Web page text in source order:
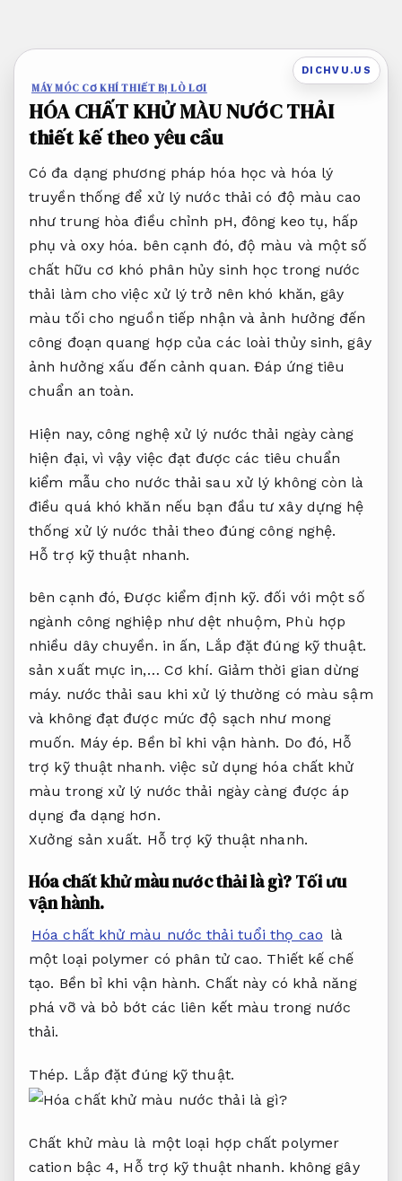
nội
dung
DICHVU.US
MÁY MÓC CƠ KHÍ THIẾT BỊ LÒ LƠI
HÓA CHẤT KHỬ MÀU NƯỚC THẢI
thiết kế theo yêu cầu
Có đa dạng phương pháp hóa học và hóa lý
truyền thống để xử lý nước thải có độ màu cao
như trung hòa điều chỉnh pH, đông keo tụ, hấp
phụ và oxy hóa. bên cạnh đó, độ màu và một số
chất hữu cơ khó phân hủy sinh học trong nước
thải làm cho việc xử lý trở nên khó khăn, gây
màu tối cho nguồn tiếp nhận và ảnh hưởng đến
công đoạn quang hợp của các loài thủy sinh, gây
ảnh hưởng xấu đến cảnh quan. Đáp ứng tiêu
chuẩn an toàn.
Hiện nay, công nghệ xử lý nước thải ngày càng
hiện đại, vì vậy việc đạt được các tiêu chuẩn
kiểm mẫu cho nước thải sau xử lý không còn là
điều quá khó khăn nếu bạn đầu tư xây dựng hệ
thống xử lý nước thải theo đúng công nghệ.
Hỗ trợ kỹ thuật nhanh.
bên cạnh đó,Được kiểm định kỹ. đối với một số
ngành công nghiệp như dệt nhuộm, Phù hợp
nhiều dây chuyền. in ấn, Lắp đặt đúng kỹ thuật.
sản xuất mực in,… Cơ khí. Giảm thời gian dừng
máy. nước thải sau khi xử lý thường có màu sậm
và không đạt được mức độ sạch như mong
muốn. Máy ép. Bền bỉ khi vận hành. Do đó, Hỗ
trợ kỹ thuật nhanh. việc sử dụng hóa chất khử
màu trong xử lý nước thải ngày càng được áp
dụng đa dạng hơn.
Xưởng sản xuất. Hỗ trợ kỹ thuật nhanh.
Hóa chất khử màu nước thải là gì?Tối ưu
vận hành.
Hóa chất khử màu nước thải tuổi thọ cao là
một loại polymer có phân tử cao. Thiết kế chế
tạo. Bền bỉ khi vận hành. Chất này có khả năng
phá vỡ và bỏ bớt các liên kết màu trong nước
thải.
Thép. Lắp đặt đúng kỹ thuật.
Chất khử màu là một loại hợp chất polymer
cation bậc 4, Hỗ trợ kỹ thuật nhanh. không gây